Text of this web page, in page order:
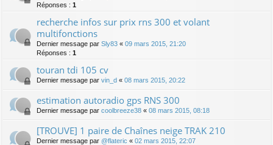
Réponses : 1
recherche infos sur prix rns 300 et volant
multifonctions
Dernier message par Sly83 « 09 mars 2015, 21:20
Réponses : 1
touran tdi 105 cv
Dernier message par vin_d « 08 mars 2015, 20:22
estimation autoradio gps RNS 300
Dernier message par coolbreeze38 « 08 mars 2015, 08:18
[TROUVE] 1 paire de Chaînes neige TRAK 210
Dernier message par @flateric « 02 mars 2015, 22:07